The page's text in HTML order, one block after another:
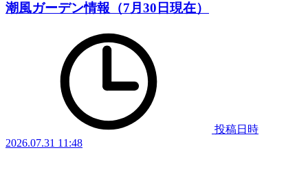
潮風ガーデン情報（7月30日現在）
投稿日時
2026.07.31 11:48